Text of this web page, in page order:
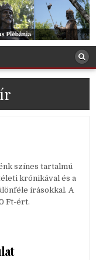
színes tartalmú
krónikával és a
írásokkal. A
Ft-ért.